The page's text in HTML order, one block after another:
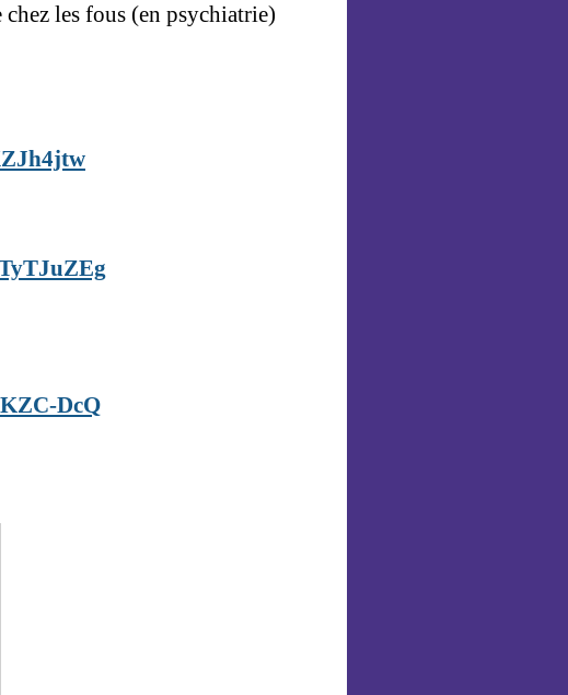
chez les fous (en psychiatrie)
DcQ